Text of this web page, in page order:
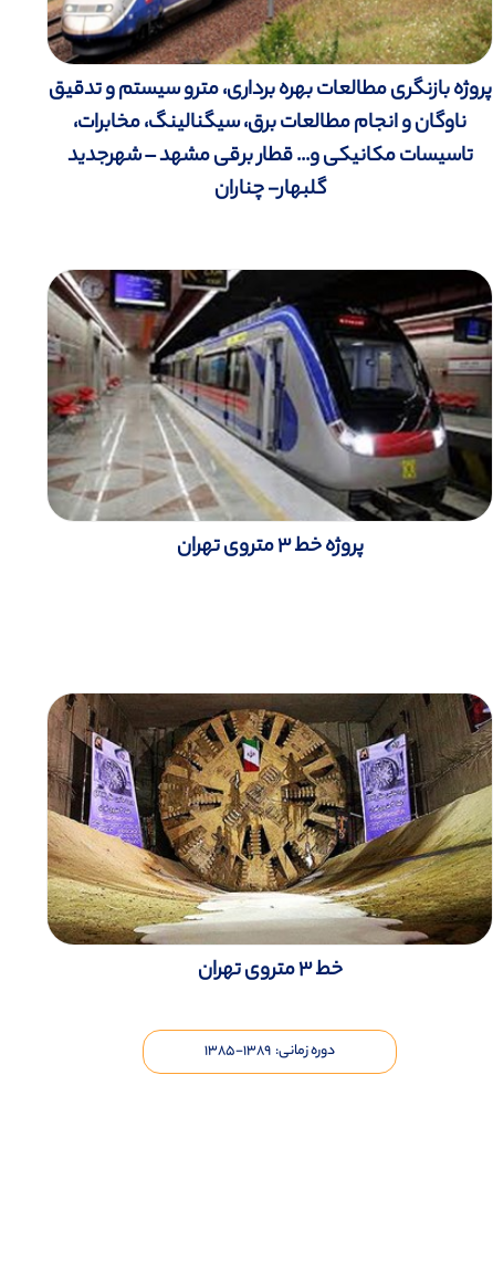
پروژه بازنگری مطالعات بهره برداری، مترو سیستم و تدقیق
ناوگان و انجام مطالعات برق، سیگنالینگ، مخابرات،
تاسیسات مکانیکی و... قطار برقی مشهد – شهرجدید
گلبهار- چناران
پروژه خط 3 متروی تهران
خط 3 متروی تهران
دوره زمانی: ۱۳۸۹-۱۳۸۵